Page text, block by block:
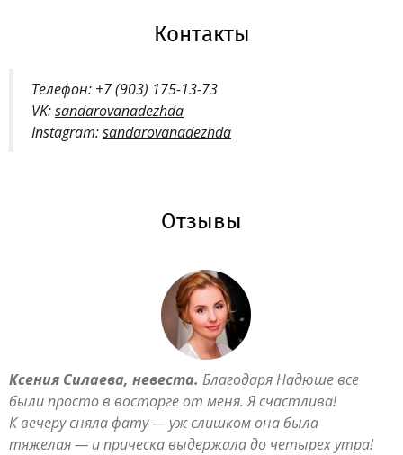
Контакты
Телефон: +7 (903) 175-13-73
VK:sandarovanadezhda
Instagram:sandarovanadezhda
Отзывы
Ксения Силаева, невеста. Благодаря Надюше все
были просто в восторге от меня. Я счастлива!
К вечеру сняла фату — уж слишком она была
тяжелая — и прическа выдержала до четырех утра!